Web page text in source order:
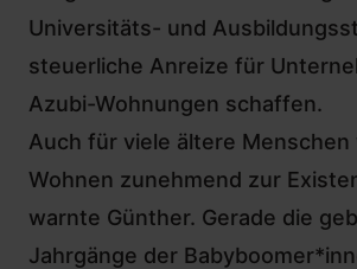
Universitäts- und
steuerliche Anreize für
Azubi-Wohnungen schaffen.
Auch für viele ältere Menschen
Wohnen zunehmend zur
warnte Günther. Gerade die
Jahrgänge der